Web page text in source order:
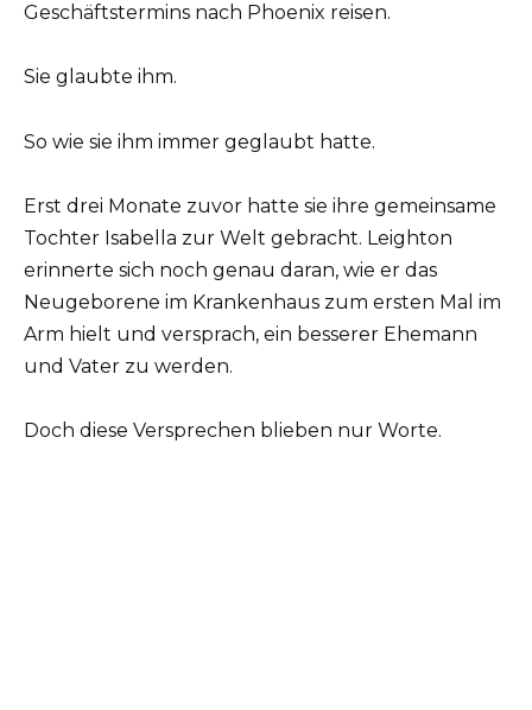
Geschäftstermins nach Phoenix reisen.
Sie glaubte ihm.
So wie sie ihm immer geglaubt hatte.
Erst drei Monate zuvor hatte sie ihre gemeinsame
Tochter Isabella zur Welt gebracht. Leighton
erinnerte sich noch genau daran, wie er das
Neugeborene im Krankenhaus zum ersten Mal im
Arm hielt und versprach, ein besserer Ehemann
und Vater zu werden.
Doch diese Versprechen blieben nur Worte.